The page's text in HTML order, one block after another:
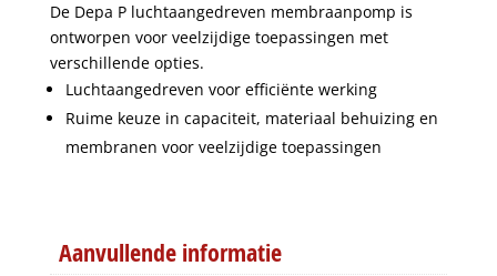
De Depa P luchtaangedreven membraanpomp is
ontworpen voor veelzijdige toepassingen met
verschillende opties.
Luchtaangedreven voor efficiënte werking
Ruime keuze in capaciteit, materiaal behuizing en
membranen voor veelzijdige toepassingen
Aanvullende informatie